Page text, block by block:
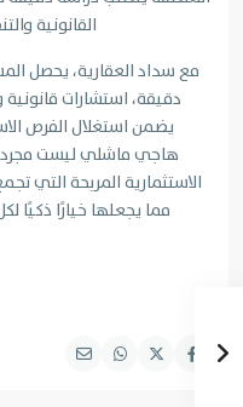
القانونية
مع سداد العقارية، يحصل
دقيقة، استشارات
يضمن استغلال الفرص
هاجي ماشلي ليست مجرد
الاستثمارية المربحة التي
مما يجعلها خيارًا ذكيًا